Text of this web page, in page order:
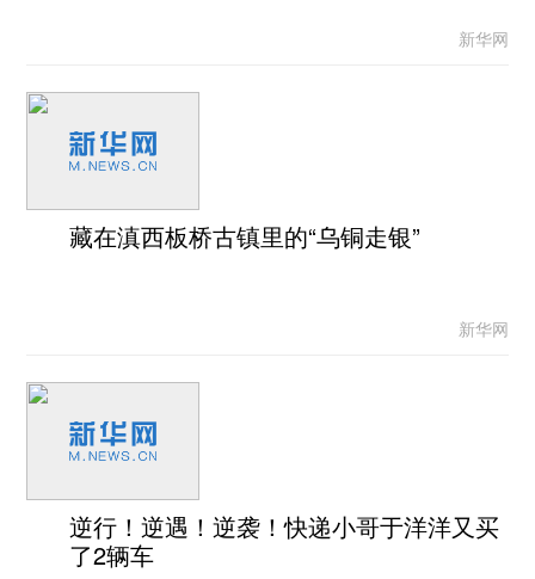
新华网
藏在滇西板桥古镇里的“乌铜走银”
新华网
逆行！逆遇！逆袭！快递小哥于洋洋又买
了2辆车